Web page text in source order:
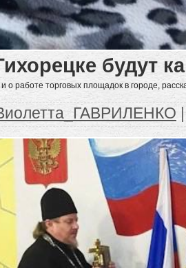
будут
о работе торговых площадок в городе,